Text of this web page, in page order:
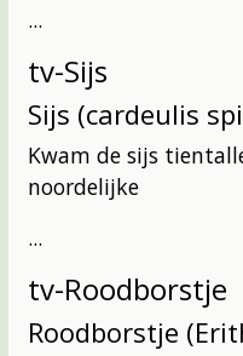
...
tv-Sijs
Sijs (cardeulis
Kwam de sijs
noordelijke
...
tv-Roodborstje
Roodborstje